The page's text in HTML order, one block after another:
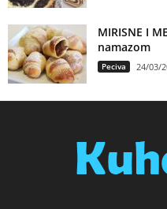
MIRISNE I
namazom
Peciva 24/03/